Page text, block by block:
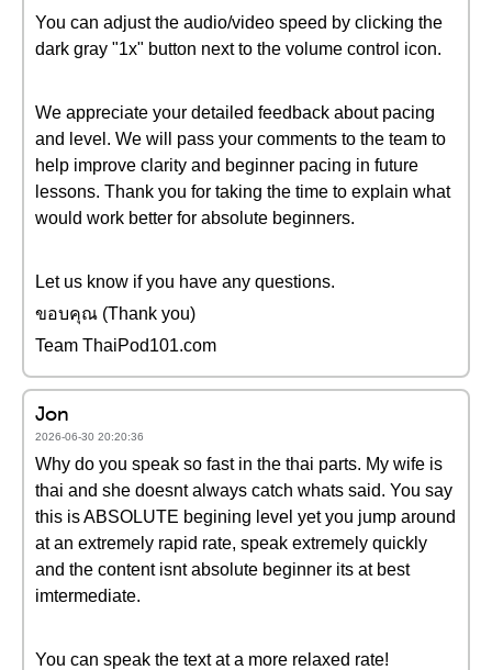
You can adjust the audio/video speed by clicking the
dark gray "1x" button next to the volume control icon.
We appreciate your detailed feedback about pacing
and level. We will pass your comments to the team to
help improve clarity and beginner pacing in future
lessons. Thank you for taking the time to explain what
would work better for absolute beginners.
Let us know if you have any questions.
ขอบคุณ (Thank you)
Team ThaiPod101.com
Jon
2026-06-30 20:20:36
Why do you speak so fast in the thai parts. My wife is
thai and she doesnt always catch whats said. You say
this is ABSOLUTE begining level yet you jump around
at an extremely rapid rate, speak extremely quickly
and the content isnt absolute beginner its at best
imtermediate.
You can speak the text at a more relaxed rate!